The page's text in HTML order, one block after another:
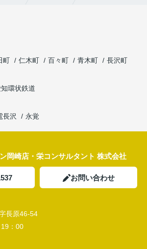
町 仁木町 百々町 青木町
長沢町
環状鉄道
長沢 永覚
岡崎店・栄コンサルタント 株式会社
お問い合わせ
長原46-54
：00